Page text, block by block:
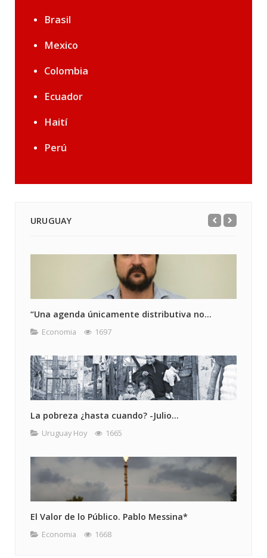
Brasil
Mexico
Colombia
Ecuador
Haití
Perú
URUGUAY
“Una agenda únicamente distributiva no...
Economia 1697
La pobreza ¿hasta cuando? -Julio...
Uruguay Hoy 1665
El Valor de lo Público. Pablo Messina*
Economia 1668